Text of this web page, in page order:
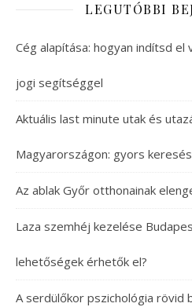
LEGUTÓBBI
Cég alapítása: hogyan indítsd
jogi segítséggel
Aktuális last minute utak és
Magyarországon: gyors
Az ablak Győr otthonainak
Laza szemhéj kezelése
lehetőségek érhetők el?
A serdülőkor pszichológia rövid